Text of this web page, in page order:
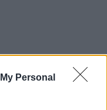
Personal